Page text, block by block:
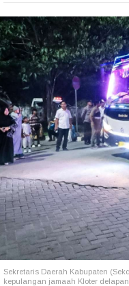
Sekretaris Daerah Kabupaten
kepulangan jamaah Kloter